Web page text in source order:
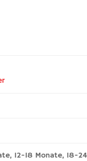
12-18 Monate, 18-